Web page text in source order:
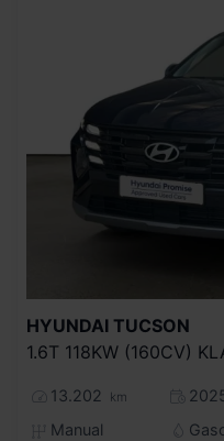
HYUNDAI TUCSON
1.6T 118KW (160CV)
13.202 km
Manual